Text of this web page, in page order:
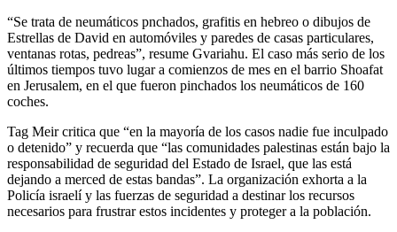
“Se trata de neumáticos pnchados, grafitis en hebreo o dibujos de
Estrellas de David en automóviles y paredes de casas particulares,
ventanas rotas, pedreas”, resume Gvariahu. El caso más serio de los
últimos tiempos tuvo lugar a comienzos de mes en el barrio Shoafat
en Jerusalem, en el que fueron pinchados los neumáticos de 160
coches.
Tag Meir critica que “en la mayoría de los casos nadie fue inculpado
o detenido” y recuerda que “las comunidades palestinas están bajo la
responsabilidad de seguridad del Estado de Israel, que las está
dejando a merced de estas bandas”. La organización exhorta a la
Policía israelí y las fuerzas de seguridad a destinar los recursos
necesarios para frustrar estos incidentes y proteger a la población.